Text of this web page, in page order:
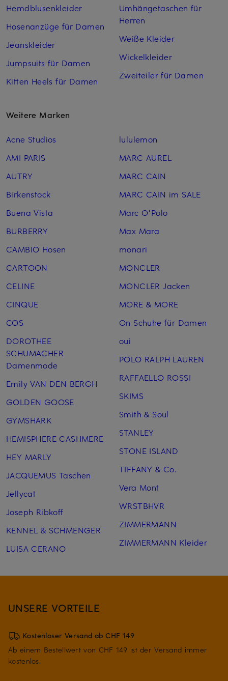
Hemdblusenkleider
Hosenanzüge für Damen
Jeanskleider
Jumpsuits für Damen
Kitten Heels für Damen
Umhängetaschen für
Herren
Weiße Kleider
Wickelkleider
Zweiteiler für Damen
Weitere Marken
Acne Studios
AMI PARIS
AUTRY
Birkenstock
Buena Vista
BURBERRY
CAMBIO Hosen
CARTOON
CELINE
CINQUE
COS
DOROTHEE
SCHUMACHER
Damenmode
Emily VAN DEN BERGH
GOLDEN GOOSE
GYMSHARK
HEMISPHERE CASHMERE
HEY MARLY
JACQUEMUS Taschen
Jellycat
Joseph Ribkoff
KENNEL & SCHMENGER
LUISA CERANO
lululemon
MARC AUREL
MARC CAIN
MARC CAIN im SALE
Marc O'Polo
Max Mara
monari
MONCLER
MONCLER Jacken
MORE & MORE
On Schuhe für Damen
oui
POLO RALPH LAUREN
RAFFAELLO ROSSI
SKIMS
Smith & Soul
STANLEY
STONE ISLAND
TIFFANY & Co.
Vera Mont
WRSTBHVR
ZIMMERMANN
ZIMMERMANN Kleider
UNSERE VORTEILE
Kostenloser Versand ab CHF 149
Ab einem Bestellwert von CHF 149 ist der Versand immer
kostenlos.